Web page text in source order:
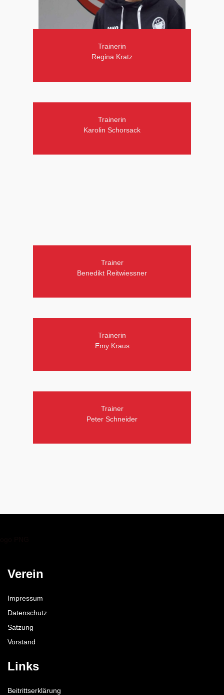
Trainerin
Regina Kratz
Trainerin
Karolin Schorsack
Trainer
Benedikt Reitwiessner
Trainerin
Emy Kraus
Trainer
Peter Schneider
Verein
Impressum
Datenschutz
Satzung
Vorstand
Links
Beitrittserklärung